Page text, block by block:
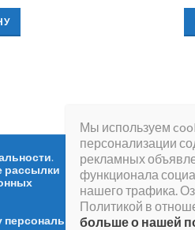
.
рассылки
персональных
Мы используем
персонализации
рекламных
функционала
нашего трафика.
Политикой в
больше о нашей